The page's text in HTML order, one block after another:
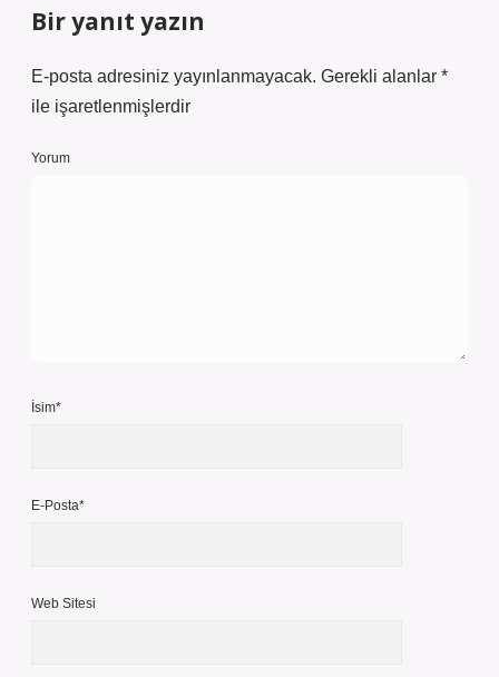
Bir yanıt yazın
E-posta adresiniz yayınlanmayacak. Gerekli alanlar *
ile işaretlenmişlerdir
Yorum
İsim*
E-Posta*
Web Sitesi